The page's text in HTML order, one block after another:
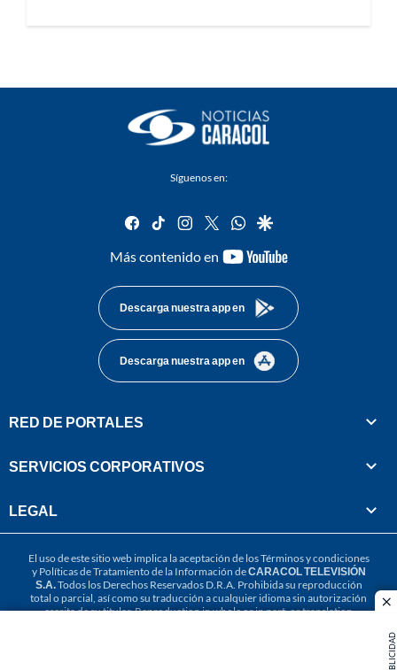
PUBLICIDAD
Síguenos en:
facebook
tiktok instagram
twitterwhatsapp
google
Más contenido en
youtube-
Descarga nuestra app en
Descarga nuestra app en
RED DE PORTALES
SERVICIOS CORPORATIVOS
LEGAL
El uso de este sitio web implica la aceptación de losTérminos y condiciones
y Políticas de Tratamiento de la Información deCARACOL TELEVISIÓN
S.A.Todos los Derechos Reservados D.R.A. Prohibida su reproducción
total o parcial, así como su traducción a cualquier idioma sin autorización
escrita de su titular. Reproduction in whole or in part, or translation